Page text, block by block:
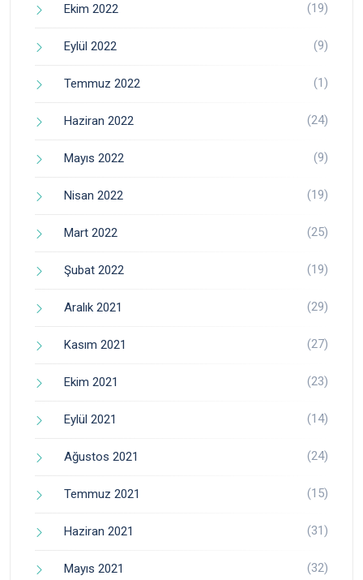
Ekim 2022 (19)
Eylül 2022 (9)
Temmuz 2022 (1)
Haziran 2022 (24)
Mayıs 2022 (9)
Nisan 2022 (19)
Mart 2022 (25)
Şubat 2022 (19)
Aralık 2021 (29)
Kasım 2021 (27)
Ekim 2021 (23)
Eylül 2021 (14)
Ağustos 2021 (24)
Temmuz 2021 (15)
Haziran 2021 (31)
Mayıs 2021 (32)